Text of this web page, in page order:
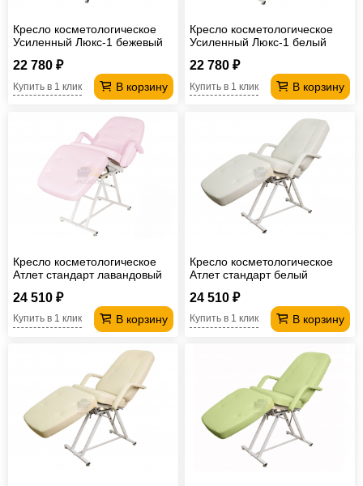
Кресло косметологическое
Усиленный Люкс-1 бежевый
22 780 ₽
В корзину
Купить в 1 клик
Кресло косметологическое
Усиленный Люкс-1 белый
22 780 ₽
В корзину
Купить в 1 клик
Кресло косметологическое
Атлет стандарт лавандовый
24 510 ₽
В корзину
Купить в 1 клик
Кресло косметологическое
Атлет стандарт белый
24 510 ₽
В корзину
Купить в 1 клик